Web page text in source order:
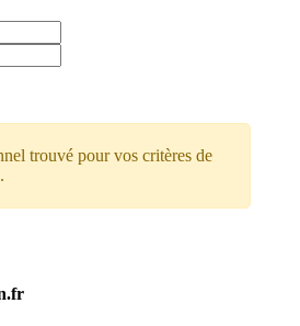
trouvé pour vos critères de